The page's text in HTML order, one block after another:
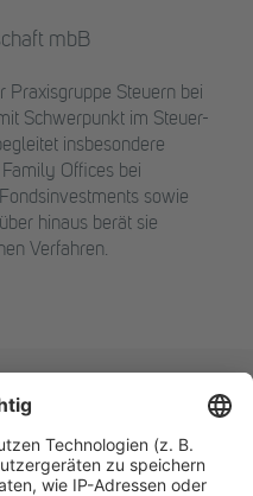
mbB
Praxisgruppe Steuern bei
Schwerpunkt im Steuer-
insbesondere
Offices bei
sowie
hinaus berät sie
Verfahren.